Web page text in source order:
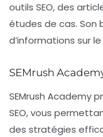
outils SEO, des
études de cas. Son
d’informations sur le
SEMrush
SEMrush Academy
SEO, vous
des stratégies